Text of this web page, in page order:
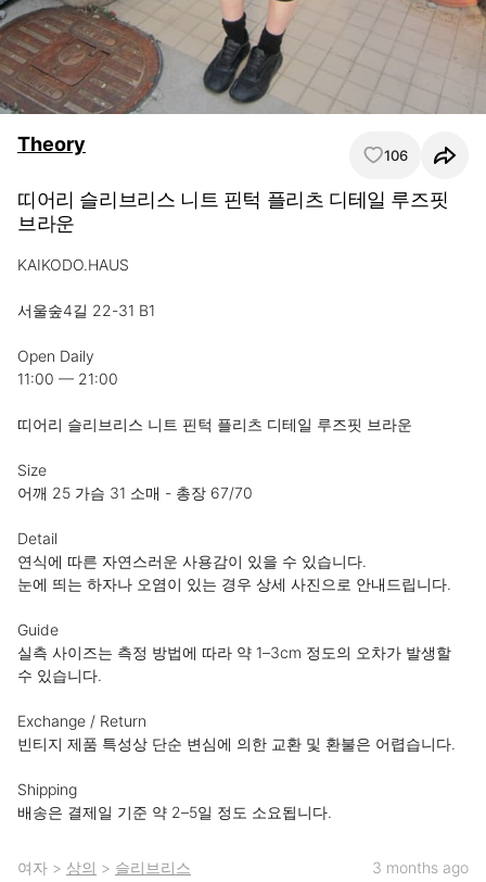
Theory 106
띠어리 슬리브리스 니트 핀턱 플리츠 디테일 루즈핏
브라운
KAIKODO.HAUS
서울숲4길 22-31 B1
Open Daily
11:00 — 21:00
띠어리 슬리브리스 니트 핀턱 플리츠 디테일 루즈핏 브라운
Size
어깨 25 가슴 31 소매 - 총장 67/70
Detail
연식에 따른 자연스러운 사용감이 있을 수 있습니다.
눈에 띄는 하자나 오염이 있는 경우 상세 사진으로 안내드립니다.
Guide
실측 사이즈는 측정 방법에 따라 약 1–3cm 정도의 오차가 발생할
수 있습니다.
Exchange / Return
빈티지 제품 특성상 단순 변심에 의한 교환 및 환불은 어렵습니다.
Shipping
배송은 결제일 기준 약 2–5일 정도 소요됩니다.
여자 > 상의 > 슬리브리스 3 months ago